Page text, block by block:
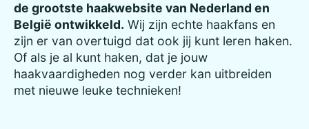
de grootste haakwebsite van Nederland en
België ontwikkeld. Wij zijn echte haakfans en
zijn er van overtuigd dat ook jij kunt leren haken.
Of als je al kunt haken, dat je jouw
haakvaardigheden nog verder kan uitbreiden
met nieuwe leuke technieken!